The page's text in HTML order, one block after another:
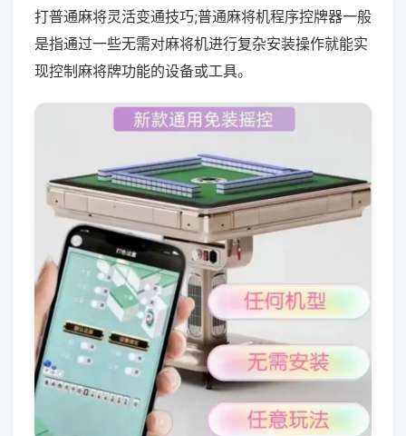
打普通麻将灵活变通技巧;普通麻将机程序控牌器一般
是指通过一些无需对麻将机进行复杂安装操作就能实
现控制麻将牌功能的设备或工具。